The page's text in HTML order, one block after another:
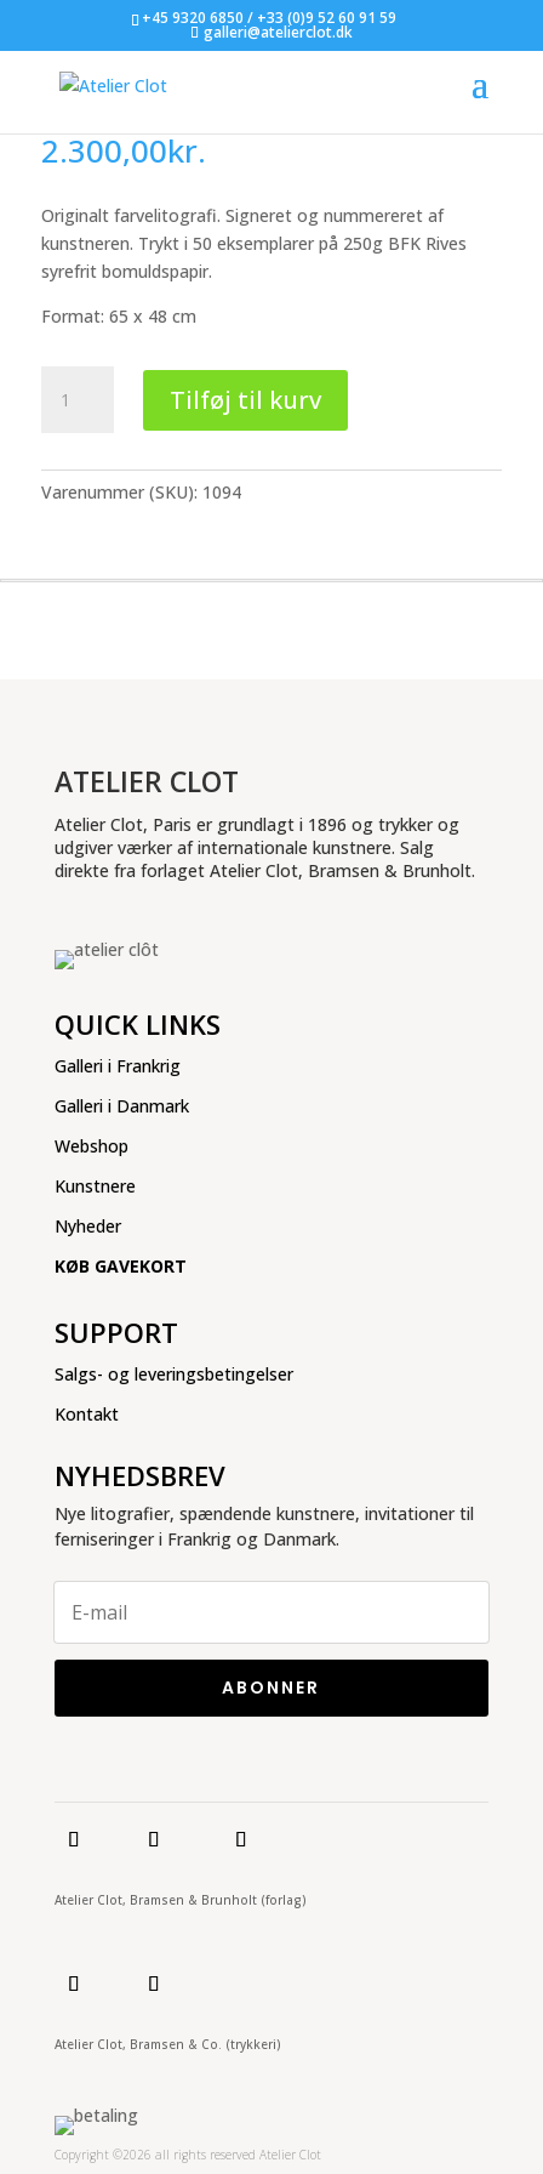
+45 9320 6850 / +33 (0)9 52 60 91 59
galleri@atelierclot.dk
Vibeke Tøjner
2.300,00kr.
Originalt farvelitografi. Signeret og nummereret af
kunstneren. Trykt i 50 eksemplarer på 250g BFK Rives
syrefrit bomuldspapir.
Format: 65 x 48 cm
Tøjner
Tilføj til kurv
Varenummer (SKU): 1094
ATELIER CLOT
Atelier Clot, Paris er grundlagt i 1896 og trykker og
udgiver værker af internationale kunstnere. Salg
direkte fra forlaget Atelier Clot, Bramsen & Brunholt.
QUICK LINKS
Galleri i Frankrig
Galleri i Danmark
Webshop
Kunstnere
Nyheder
KØB GAVEKORT
SUPPORT
Salgs- og leveringsbetingelser
Kontakt
NYHEDSBREV
Nye litografier, spændende kunstnere, invitationer til
ferniseringer i Frankrig og Danmark.
ABONNER
Atelier Clot, Bramsen & Brunholt (forlag)
Atelier Clot, Bramsen & Co. (trykkeri)
Copyright ©2026 all rights reserved Atelier Clot